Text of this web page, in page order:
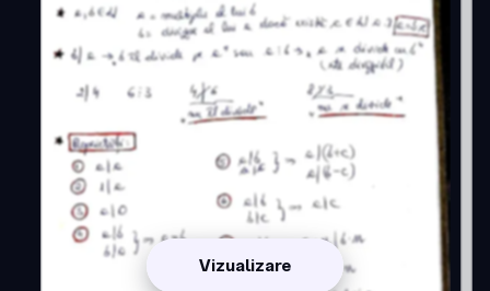
Vizualizare